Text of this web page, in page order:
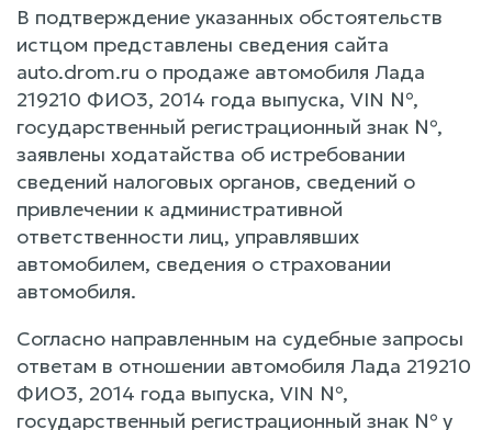
В подтверждение указанных обстоятельств
истцом представлены сведения сайта
auto.drom.ru о продаже автомобиля Лада
219210 ФИО3, 2014 года выпуска, VIN №,
государственный регистрационный знак №,
заявлены ходатайства об истребовании
сведений налоговых органов, сведений о
привлечении к административной
ответственности лиц, управлявших
автомобилем, сведения о страховании
автомобиля.
Согласно направленным на судебные запросы
ответам в отношении автомобиля Лада 219210
ФИО3, 2014 года выпуска, VIN №,
государственный регистрационный знак № у